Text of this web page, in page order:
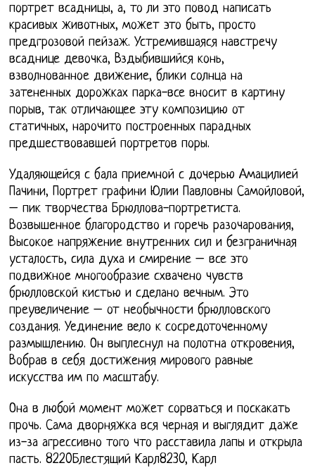
портрет всадницы, а, то ли это повод написать
красивых животных, может это быть, просто
предгрозовой пейзаж. Устремившаяся навстречу
всаднице девочка, Вздыбившийся конь,
взволнованное движение, блики солнца на
затененных дорожках парка-все вносит в картину
порыв, так отличающее эту композицию от
статичных, нарочито построенных парадных
предшествовавшей портретов поры.
Удаляющейся с бала приемной с дочерью Амацилией
Пачини, Портрет графини Юлии Павловны Самойловой,
– пик творчества Брюллова-портретиста.
Возвышенное благородство и горечь разочарования,
Высокое напряжение внутренних сил и безграничная
усталость, сила духа и смирение – все это
подвижное многообразие схвачено чувств
брюлловской кистью и сделано вечным. Это
преувеличение – от необычности брюлловского
создания. Уединение вело к сосредоточенному
размышлению. Он выплеснул на полотна откровения,
Вобрав в себя достижения мирового равные
искусства им по масштабу.
Она в любой момент может сорваться и поскакать
прочь. Сама дворняжка вся черная и выглядит даже
из-за агрессивно того что расставила лапы и открыла
пасть. 8220Блестящий Карл8230, Карл